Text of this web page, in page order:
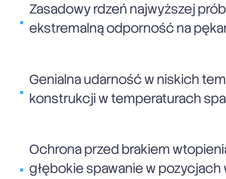
Zasadowy rdzeń najwyższej
ekstremalną odporność na
Genialna udarność w niskich
konstrukcji w temperaturach
Ochrona przed brakiem
głębokie spawanie w